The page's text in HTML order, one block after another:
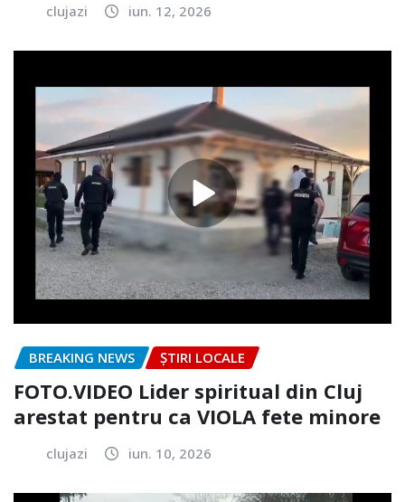
clujazi iun. 12, 2026
BREAKING NEWS ȘTIRI LOCALE
FOTO.VIDEO Lider spiritual din Cluj
arestat pentru ca VIOLA fete minore
clujazi iun. 10, 2026